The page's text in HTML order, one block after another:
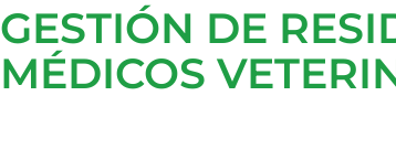
GESTIÓN DE
MÉDICOS